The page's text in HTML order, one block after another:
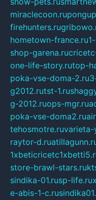
miraclecoon.ru
firehunters.ru
hometown-france.ru
shop-garena.ru
one-life-story.rutop-
poka-vse-doma-2.ru
g2012.rutst-1.ru
g-2012.ruops-mgr.ru
poka-vse-doma2.ru
tehosmotre.ruvarieta-
raytor-d.ru
store-brawl-stars.ru
sindika-01.rusp-life.ru
e-abis-1-c.ru